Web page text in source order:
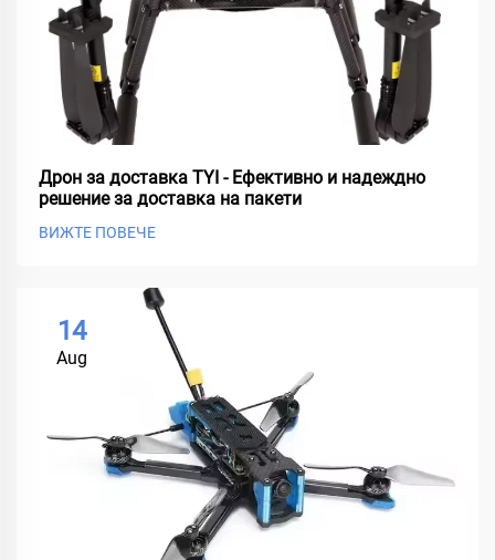
Дрон за доставка TYI - Ефективно и надеждно
решение за доставка на пакети
ВИЖТЕ ПОВЕЧЕ
14
Aug